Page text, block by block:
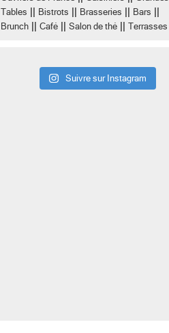
Tables
Bistrots Brasseries Bars
Brunch Café Salon de thé Terrasses
Suivre sur Instagram